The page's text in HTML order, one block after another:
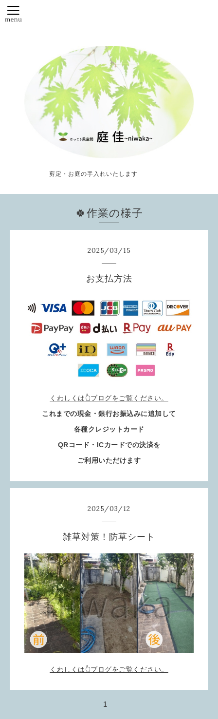
剪定・お庭の手入れいたします
🍀作業の様子
2025/03/15
お支払方法
くわしくは👆ブログをご覧ください。
これまでの現金・銀行お振込みに追加して
各種クレジットカード
QRコード・ICカードでの決済を
ご利用いただけます
2025/03/12
雑草対策！防草シート
くわしくは👆ブログをご覧ください。
1